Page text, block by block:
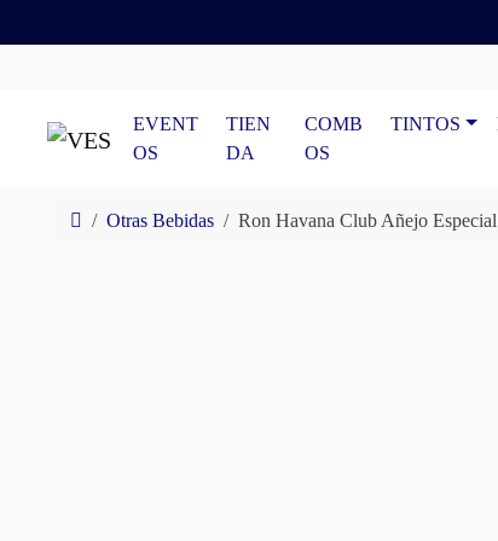
EVENT
OS
TIEN
DA
COMB
OS
TINTOS
Home
Otras Bebidas Ron Havana Club Añejo Especial